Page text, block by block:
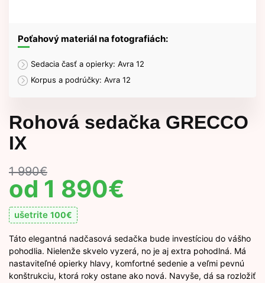
Poťahový materiál na fotografiách:
Sedacia časť a opierky: Avra 12
Korpus a podrúčky: Avra 12
Rohová sedačka GRECCO
IX
1 990€
1 890€
ušetrite 100€
Táto elegantná nadčasová sedačka bude investíciou do vášho
pohodlia. Nielenže skvelo vyzerá, no je aj extra pohodlná. Má
nastaviteľné opierky hlavy, komfortné sedenie a veľmi pevnú
konštrukciu, ktorá roky ostane ako nová. Navyše, dá sa rozložiť